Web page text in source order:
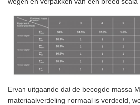
wegen en verpakken van een breed scala
Ervan uitgaande dat de beoogde massa
materiaalverdeling normaal is verdeeld,